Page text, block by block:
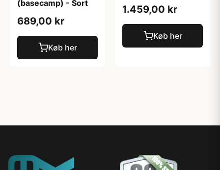
(basecamp) - Sort
689,00 kr
Køb her
1.459,00 kr
Køb her